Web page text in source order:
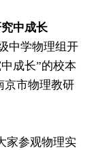
中成长
中学物理组开
成长”的校本
京市物理教研
家参观物理实